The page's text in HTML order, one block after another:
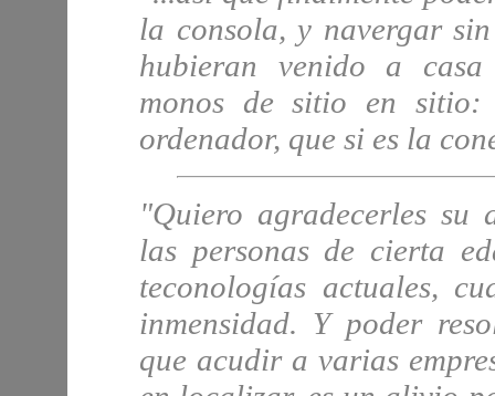
la consola, y navergar
hubieran venido a casa
monos de sitio en
ordenador, que si es la
"Quiero agradecerles su
las personas de cierta
teconologías actuales,
inmensidad. Y poder
que acudir a varias